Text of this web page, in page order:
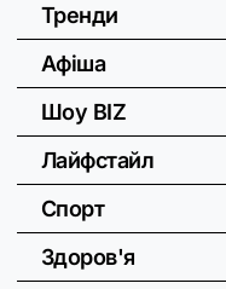
Тренди
Афіша
Шоу BIZ
Лайфстайл
Спорт
Здоров'я